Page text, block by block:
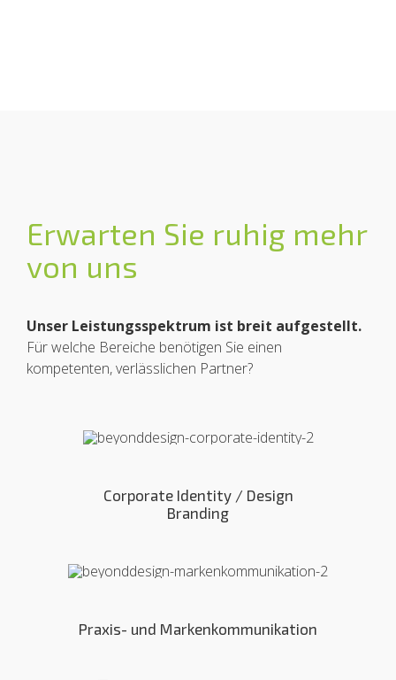
Erwarten Sie ruhig mehr
von uns
Unser Leistungsspektrum ist breit aufgestellt.
Für welche Bereiche benötigen Sie einen
kompetenten, verlässlichen Partner?
Corporate Identity / Design
Branding
Praxis- und Markenkommunikation